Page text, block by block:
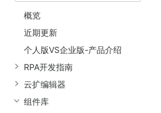
概览
近期更新
个人版VS企业版-产品介绍
RPA开发指南
云扩编辑器
组件库